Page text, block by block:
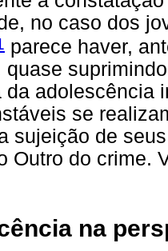
no caso dos
parece haver,
quase
da adolescência
se
sujeição de
Outro do crime.
na